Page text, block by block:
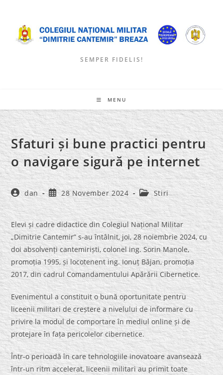
content
SEMPER FIDELIS!
MENU
Sfaturi și bune practici pentru
o navigare sigură pe internet
Post
author:
dan
Post
published:
28 November 2024
Post
category:
Stiri
Elevi și cadre didactice din Colegiul Național Militar
„Dimitrie Cantemir” s-au întâlnit, joi, 28 noiembrie 2024, cu
doi absolvenți cantemiriști, colonel ing. Sorin Manole,
promoția 1995, și locotenent ing. Ionuț Băjan, promoția
2017, din cadrul Comandamentului Apărării Cibernetice.
Evenimentul a constituit o bună oportunitate pentru
liceenii militari de creștere a nivelului de informare cu
privire la modul de comportare în mediul online și de
protejare în fața pericolelor cibernetice.
Într-o perioadă în care tehnologiile inovatoare avansează
într-un ritm accelerat, liceenii militari au primit toate